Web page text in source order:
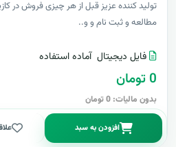
توليد کننده عزيز قبل از هر چیزی فروش در
مطالعه و ثبت نام و و..
فایل دیجیتال آماده استفاده
0 تومان
بدون مالیات: 0 تومان
افزودن به سبد